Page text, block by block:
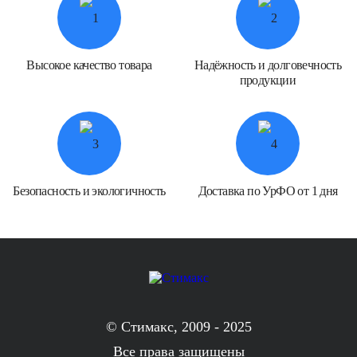
Высокое качество товара
Надёжность и долговечность
продукции
Безопасность и экологичность Доставка по УрФО от 1 дня
© Стимакс, 2009 - 2025
Все права защищены